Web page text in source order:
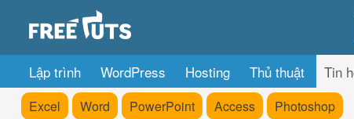
Lập trình WordPress Hosting Thủ thuật Tin
Excel Word PowerPoint Access Photoshop